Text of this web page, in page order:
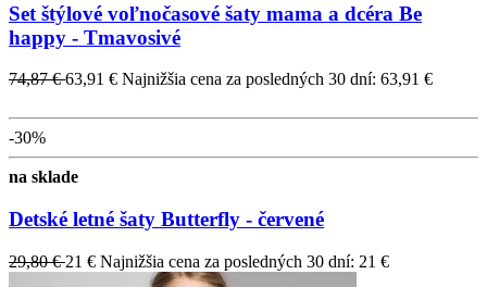
Set štýlové voľnočasové šaty mama a dcéra Be
happy - Tmavosivé
74,87 €63,91 € Najnižšia cena za posledných 30 dní: 63,91 €
-30%
na sklade
Detské letné šaty Butterfly - červené
29,80 €21 € Najnižšia cena za posledných 30 dní: 21 €